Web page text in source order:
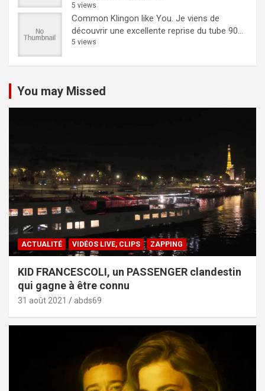
5 views
Common Klingon like You. Je viens de
découvrir une excellente reprise du tube 90...
5 views
You may Missed
ACTUALITÉ VIDÉOS LIVE, CLIPS ZAPPING
KID FRANCESCOLI, un PASSENGER clandestin
qui gagne à être connu
31 août 2021 abds69